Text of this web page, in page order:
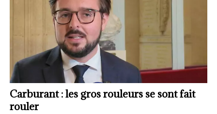
Carburant : les gros rouleurs se sont fait
rouler